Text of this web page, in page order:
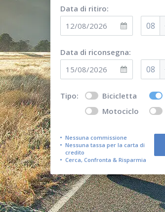
Data di ritiro:
08
Data di riconsegna:
08
Tipo: Bicicletta
Motociclo
Nessuna commissione
Nessuna tassa per la carta di
credito
Cerca, Confronta & Risparmia